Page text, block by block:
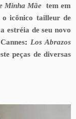
Minha Mãe tem em
o icônico tailleur de
estréia de seu novo
: Los Abrazos
peças de diversas